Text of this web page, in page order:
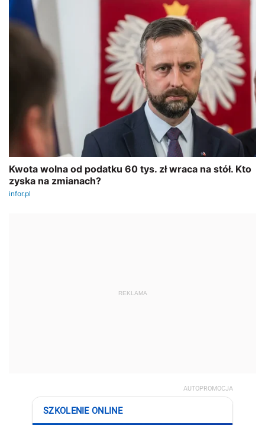
REKLAMA
AUTOPROMOCJA
SZKOLENIE ONLINE